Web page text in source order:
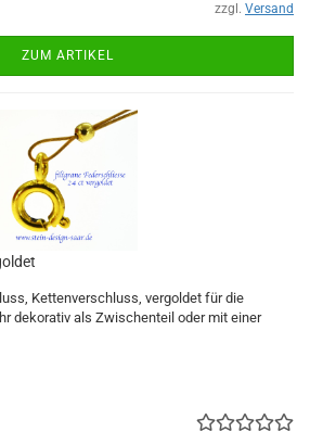
zzgl. Versand
ZUM ARTIKEL
Kettenverschluss, vergoldet für die
dekorativ als Zwischenteil oder mit einer